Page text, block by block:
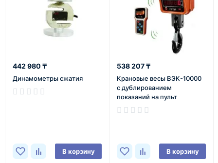
442 980 ₸
Динамометры сжатия
В корзину
538 207 ₸
Крановые весы ВЭК-10000
с дублированием
показаний на пульт
В корзину